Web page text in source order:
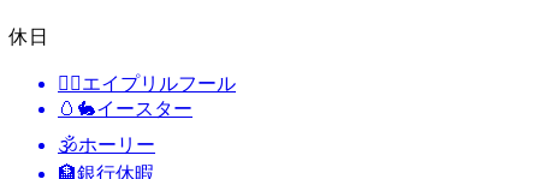
休日
🙆‍♂️エイプリルフール
🥚🐇イースター
🕉ホーリー
🏦銀行休暇